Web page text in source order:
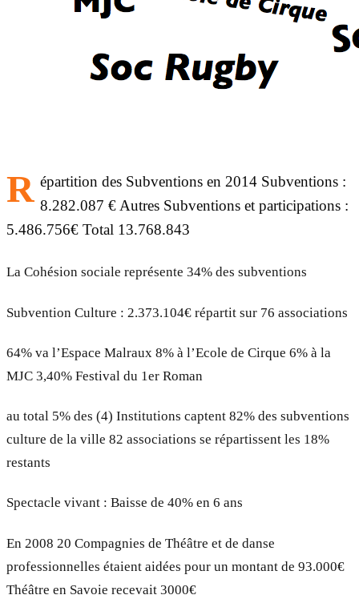
R épartition des Subventions en 2014 Subventions :
8.282.087 € Autres Subventions et participations :
5.486.756€ Total 13.768.843
La Cohésion sociale représente 34% des subventions
Subvention Culture : 2.373.104€ répartit sur 76 associations
64% va l’Espace Malraux 8% à l’Ecole de Cirque 6% à la
MJC 3,40% Festival du 1er Roman
au total 5% des (4) Institutions captent 82% des subventions
culture de la ville 82 associations se répartissent les 18%
restants
Spectacle vivant : Baisse de 40% en 6 ans
En 2008 20 Compagnies de Théâtre et de danse
professionnelles étaient aidées pour un montant de 93.000€
Théâtre en Savoie recevait 3000€